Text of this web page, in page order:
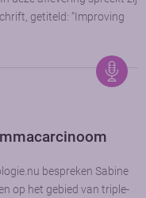
getiteld: “Improving
bespreken Sabine
op het gebied van triple-